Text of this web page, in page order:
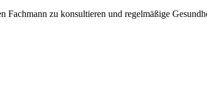
zu konsultieren und regelmäßige